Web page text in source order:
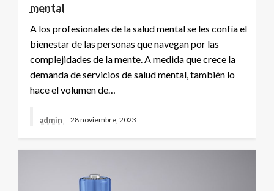
mental
A los profesionales de la salud mental se les confía el
bienestar de las personas que navegan por las
complejidades de la mente. A medida que crece la
demanda de servicios de salud mental, también lo
hace el volumen de…
admin 28 noviembre, 2023